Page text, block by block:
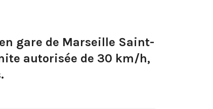
gare de Marseille Saint-
autorisée de 30 km/h,